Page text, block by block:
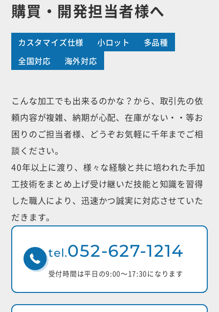
購買・開発担当者様へ
カスタマイズ仕様 小ロット
多品種
全国対応
海外対応
こんな加工でも出来るのかな？から、取引先の依
頼内容が複雑、納期が心配、 在庫がない・・等お
困りのご担当者様、どうぞお気軽に千年までご相
談ください。
40年以上に渡り、様々な経験と共に培われた手加
工技術をまとめ上げ受け継いだ技能と知識を習得
した職人により、迅速かつ誠実に対応させていた
だきます。
tel.052-627-1214
受付時間は平日の9:00〜17:30になります